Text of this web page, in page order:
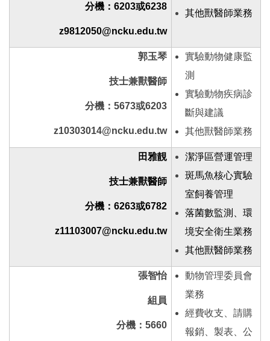
分機：6203或6238
z9812050@ncku.edu.tw
其他獸醫師業務
郭玉琴
技士兼獸醫師
分機：5673或6203
z10303014@ncku.edu.tw
實驗動物健康監
測
實驗動物疾病診
斷與建議
其他獸醫師業務
田雅靚
技士兼獸醫師
分機：6263或6782
z11103007@ncku.edu.tw
潔淨區營運管理
斑馬魚核心實驗
室飼養管理
落菌數監測、環
境安全衛生業務
其他獸醫師業務
張智怡
組員
分機：5660
動物管理委員會
業務
經費收支、請購
報銷、製表、公